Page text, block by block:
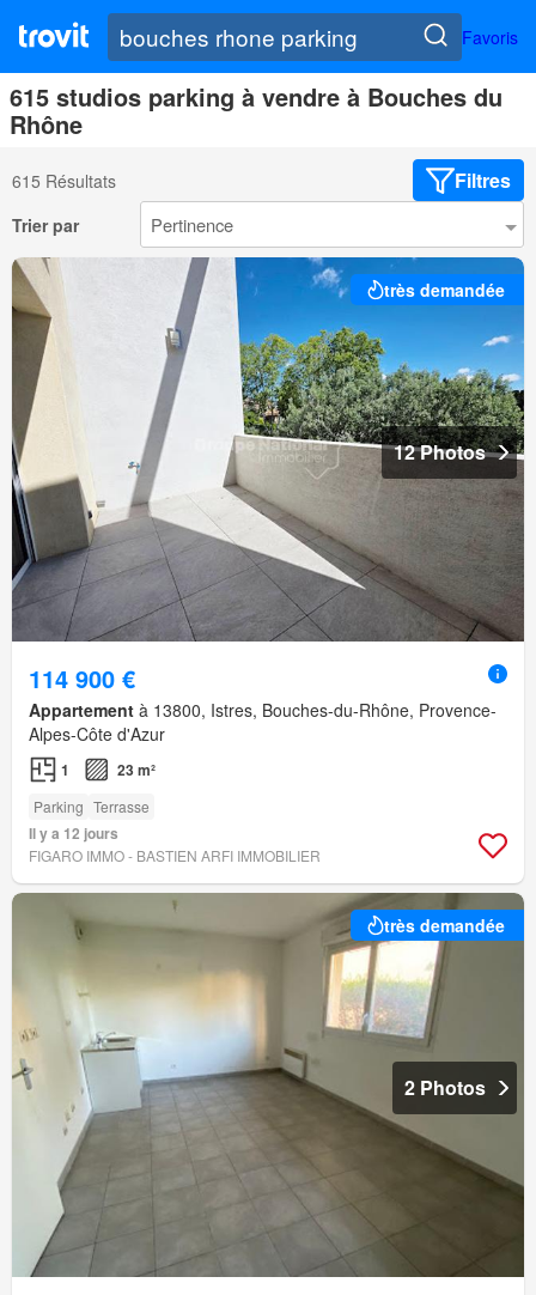
Favoris
615 studios parking à vendre à Bouches du
Rhône
615 Résultats Filtres
Trier par
très demandée
12 Photos
114 900 €
Appartement à 13800, Istres, Bouches-du-Rhône, Provence-
Alpes-Côte d'Azur
1 23 m²
Parking Terrasse
Il y a 12 jours
FIGARO IMMO - BASTIEN ARFI IMMOBILIER
très demandée
2 Photos